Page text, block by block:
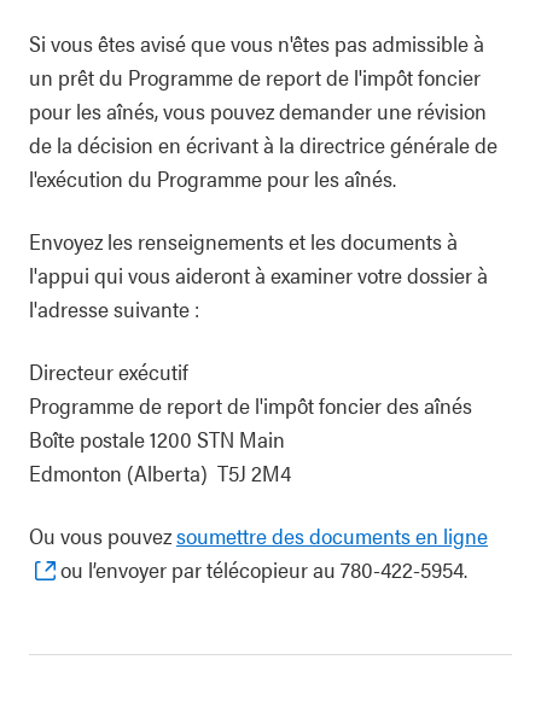
Si vous êtes avisé que vous n'êtes pas admissible à
un prêt du Programme de report de l'impôt foncier
pour les aînés, vous pouvez demander une révision
de la décision en écrivant à la directrice générale de
l'exécution du Programme pour les aînés.
Envoyez les renseignements et les documents à
l'appui qui vous aideront à examiner votre dossier à
l'adresse suivante :
Directeur exécutif
Programme de report de l'impôt foncier des aînés
Boîte postale 1200 STN Main
Edmonton (Alberta) T5J 2M4
Ou vous pouvezsoumettre des documents en ligne
ou l’envoyer par télécopieur au 780-422-5954.